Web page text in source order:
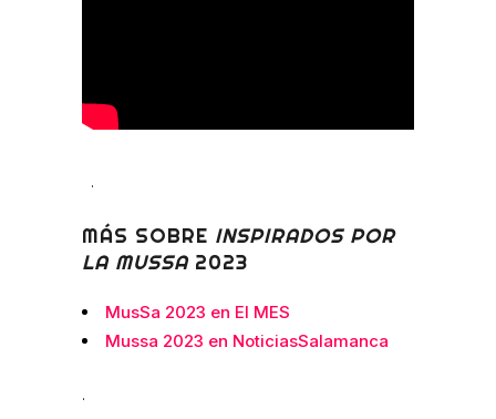
.
MÁS SOBRE INSPIRADOS POR
LA MUSSA2023
MusSa 2023 en El MES
Mussa 2023 en NoticiasSalamanca
.